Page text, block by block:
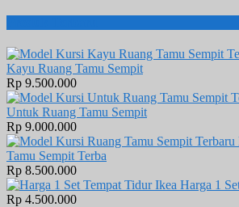
Kayu Ruang Tamu Sempit
Rp 9.500.000
Untuk Ruang Tamu Sempit
Rp 9.000.000
Tamu Sempit Terba
Rp 8.500.000
Harga 1
Rp 4.500.000